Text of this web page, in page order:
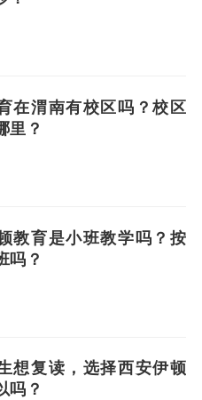
在渭南有校区吗？校区
里？
教育是小班教学吗？按
吗？
想复读，选择西安伊顿
吗？